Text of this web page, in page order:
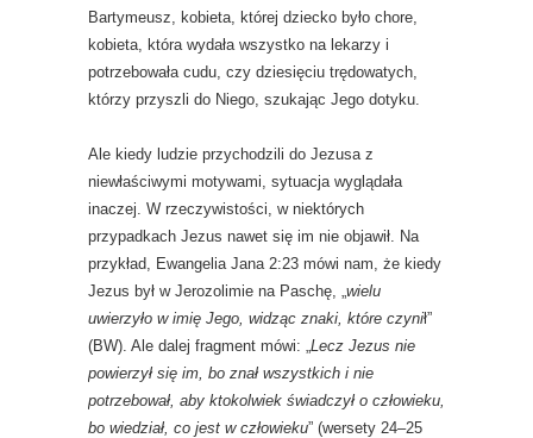
Bartymeusz, kobieta, której dziecko było chore,
kobieta, która wydała wszystko na lekarzy i
potrzebowała cudu, czy dziesięciu trędowatych,
którzy przyszli do Niego, szukając Jego dotyku.
Ale kiedy ludzie przychodzili do Jezusa z
niewłaściwymi motywami, sytuacja wyglądała
inaczej. W rzeczywistości, w niektórych
przypadkach Jezus nawet się im nie objawił. Na
przykład, Ewangelia Jana 2:23 mówi nam, że kiedy
Jezus był w Jerozolimie na Paschę, „wielu
uwierzyło w imię Jego, widząc znaki, które czynił”
(BW). Ale dalej fragment mówi: „Lecz Jezus nie
powierzył się im, bo znał wszystkich i nie
potrzebował, aby ktokolwiek świadczył o człowieku,
bo wiedział, co jest w człowieku” (wersety 24–25